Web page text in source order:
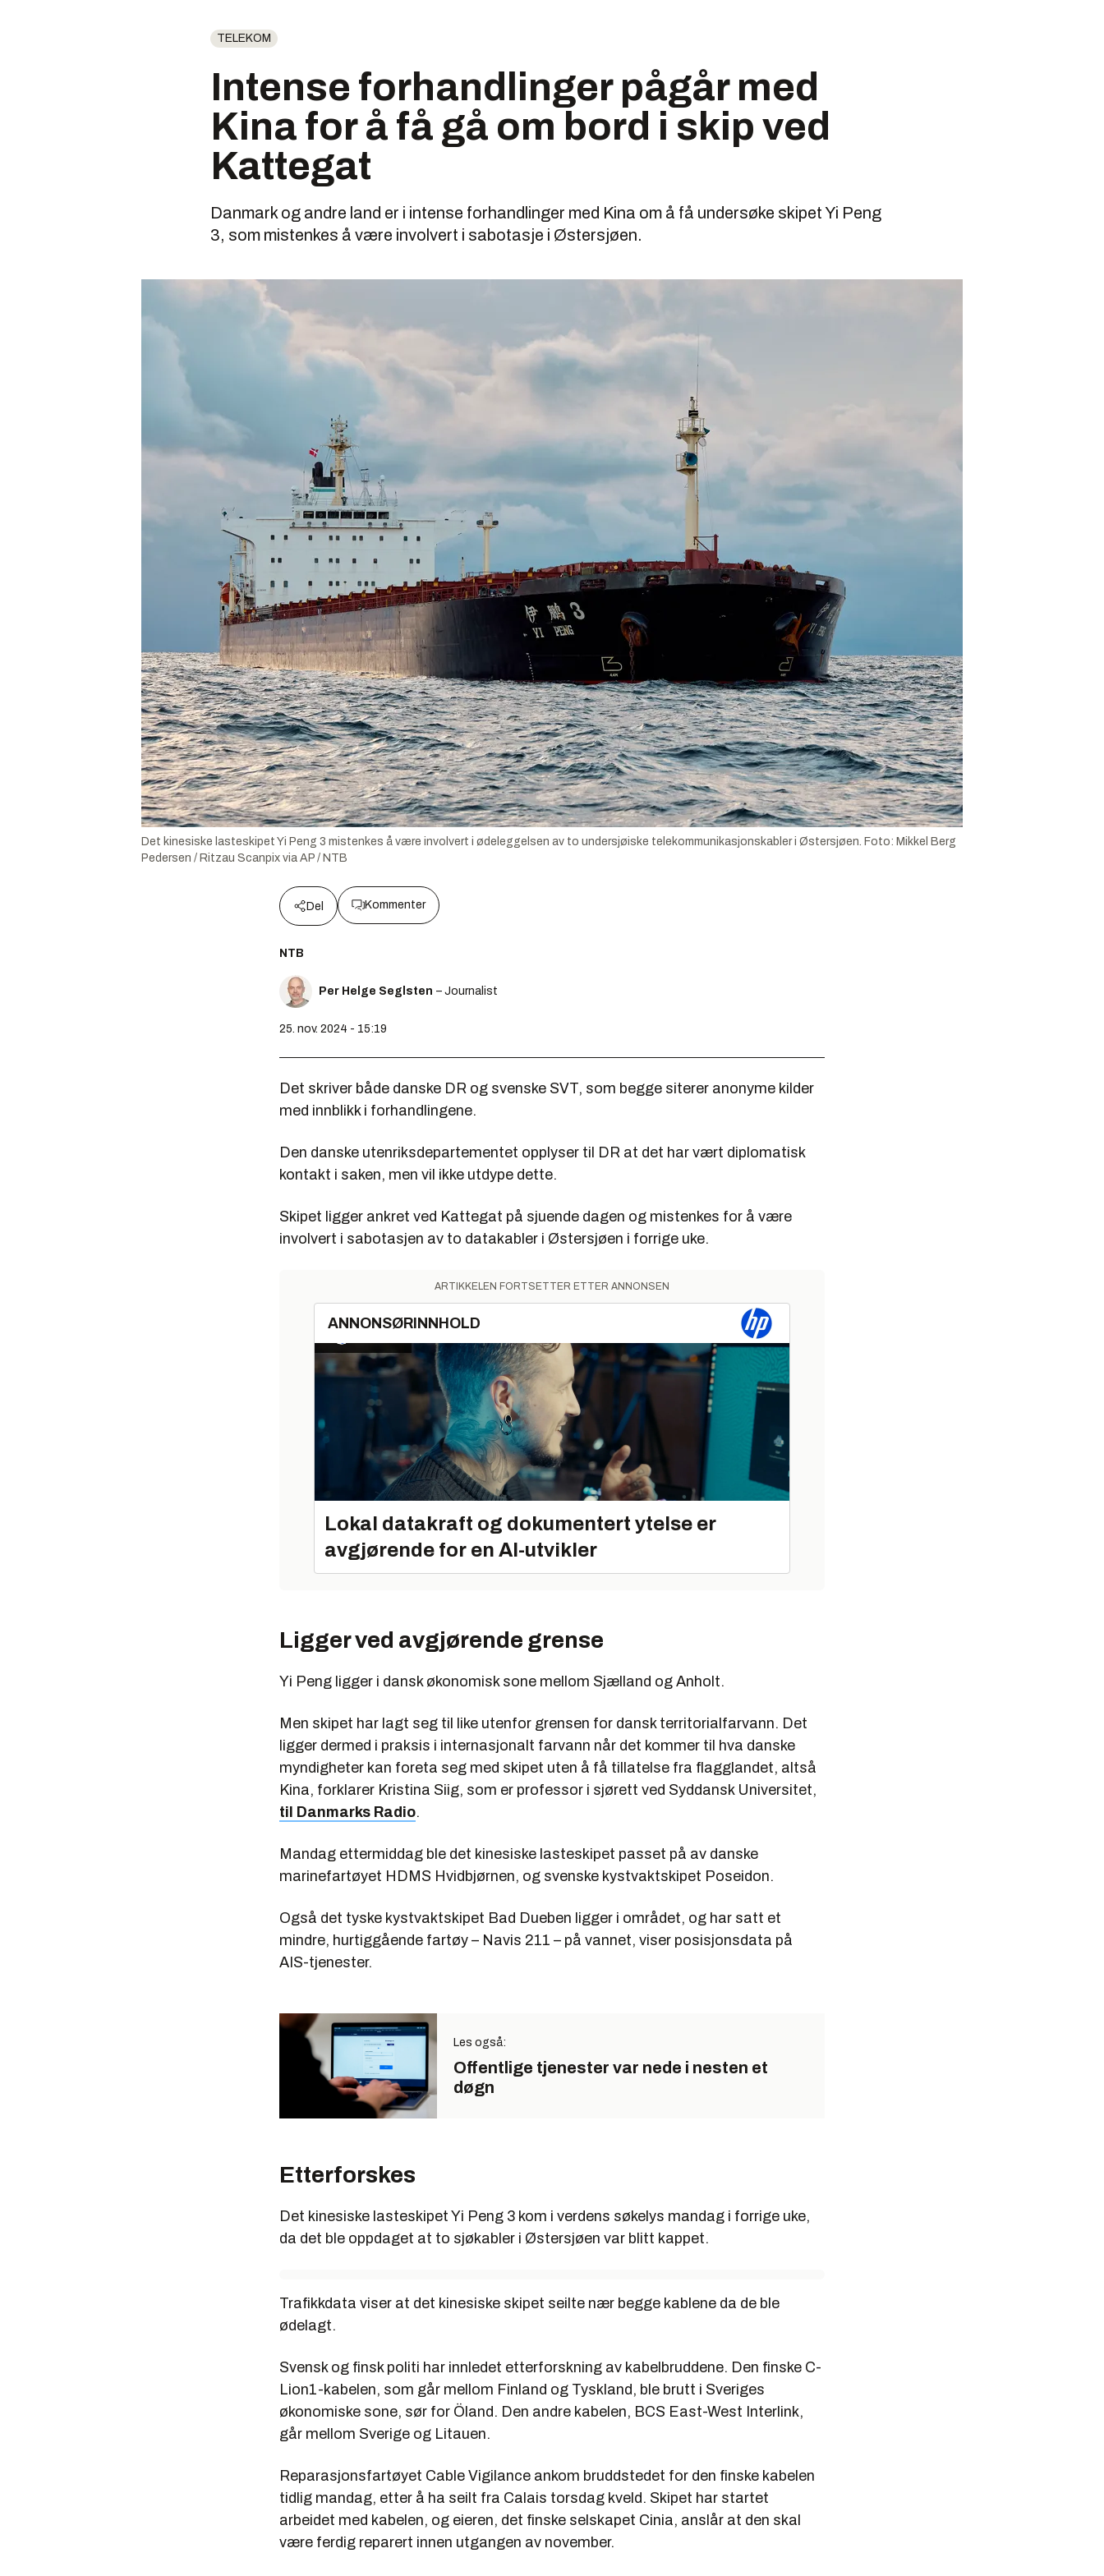
TELEKOM
Intense forhandlinger pågår med
Kina for å få gå om bord i skip ved
Kattegat
Danmark og andre land er i intense forhandlinger med Kina om å få undersøke skipet Yi Peng
3, som mistenkes å være involvert i sabotasje i Østersjøen.
Det kinesiske lasteskipet Yi Peng 3 mistenkes å være involvert i ødeleggelsen av to undersjøiske telekommunikasjonskabler i Østersjøen. Foto: Mikkel Berg
Pedersen / Ritzau Scanpix via AP / NTB
Del Kommenter
NTB
Per Helge Seglsten – Journalist
25. nov. 2024 - 15:19
Det skriver både danske DR og svenske SVT, som begge siterer anonyme kilder
med innblikk i forhandlingene.
Den danske utenriksdepartementet opplyser til DR at det har vært diplomatisk
kontakt i saken, men vil ikke utdype dette.
Skipet ligger ankret ved Kattegat på sjuende dagen og mistenkes for å være
involvert i sabotasjen av to datakabler i Østersjøen i forrige uke.
ARTIKKELEN FORTSETTER ETTER ANNONSEN
ANNONSØRINNHOLD
Lokal datakraft og dokumentert ytelse er
avgjørende for en AI-utvikler
Ligger ved avgjørende grense
Yi Peng ligger i dansk økonomisk sone mellom Sjælland og Anholt.
Men skipet har lagt seg til like utenfor grensen for dansk territorialfarvann. Det
ligger dermed i praksis i internasjonalt farvann når det kommer til hva danske
myndigheter kan foreta seg med skipet uten å få tillatelse fra flagglandet, altså
Kina, forklarer Kristina Siig, som er professor i sjørett ved Syddansk Universitet,
til Danmarks Radio.
Mandag ettermiddag ble det kinesiske lasteskipet passet på av danske
marinefartøyet HDMS Hvidbjørnen, og svenske kystvaktskipet Poseidon.
Også det tyske kystvaktskipet Bad Dueben ligger i området, og har satt et
mindre, hurtiggående fartøy – Navis 211 – på vannet, viser posisjonsdata på
AIS-tjenester.
Les også:
Offentlige tjenester var nede i nesten et
døgn
Etterforskes
Det kinesiske lasteskipet Yi Peng 3 kom i verdens søkelys mandag i forrige uke,
da det ble oppdaget at to sjøkabler i Østersjøen var blitt kappet.
Trafikkdata viser at det kinesiske skipet seilte nær begge kablene da de ble
ødelagt.
Svensk og finsk politi har innledet etterforskning av kabelbruddene. Den finske C-
Lion1-kabelen, som går mellom Finland og Tyskland, ble brutt i Sveriges
økonomiske sone, sør for Öland. Den andre kabelen, BCS East-West Interlink,
går mellom Sverige og Litauen.
Reparasjonsfartøyet Cable Vigilance ankom bruddstedet for den finske kabelen
tidlig mandag, etter å ha seilt fra Calais torsdag kveld. Skipet har startet
arbeidet med kabelen, og eieren, det finske selskapet Cinia, anslår at den skal
være ferdig reparert innen utgangen av november.